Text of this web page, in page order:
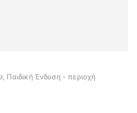
Παιδική Ένδυση - περιοχή